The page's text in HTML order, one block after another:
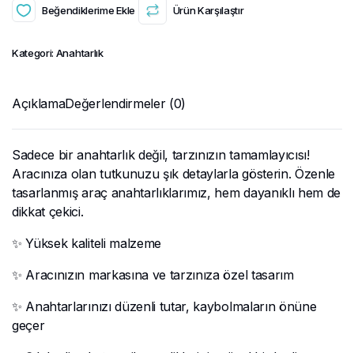
Beğendiklerime Ekle Ürün Karşılaştır
Kategori: Anahtarlık
AçıklamaDeğerlendirmeler (0)
Sadece bir anahtarlık değil, tarzınızın tamamlayıcısı!
Aracınıza olan tutkunuzu şık detaylarla gösterin. Özenle
tasarlanmış araç anahtarlıklarımız, hem dayanıklı hem de
dikkat çekici.
✨ Yüksek kaliteli malzeme
✨ Aracınızın markasına ve tarzınıza özel tasarım
✨ Anahtarlarınızı düzenli tutar, kaybolmaların önüne
geçer